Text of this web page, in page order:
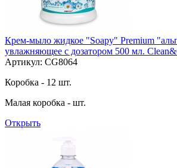
Крем-мыло жидкое "Soapy" Premium
увлажняющее с дозатором 500 мл.
Артикул: CG8064
Коробка - 12 шт.
Малая коробка - шт.
Открыть